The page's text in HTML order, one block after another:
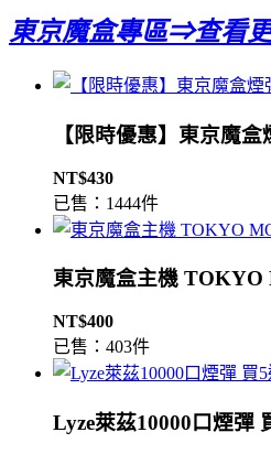
東京魔盒專區⇒查看
【限時優惠】東京魔
NT$430
已售：1444件
東京魔盒主機
NT$400
已售：403件
Lyze萊茲10000口煙彈